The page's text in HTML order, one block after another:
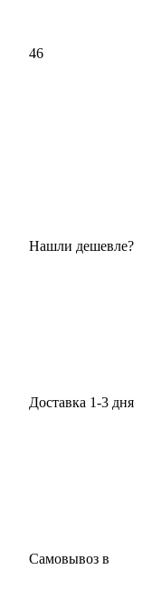
46
Нашли дешевле?
Доставка 1-3 дня
Самовывоз в